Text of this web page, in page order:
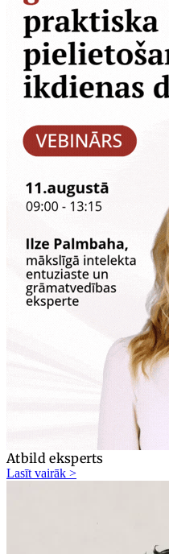
Atbild eksperts
Lasīt vairāk >